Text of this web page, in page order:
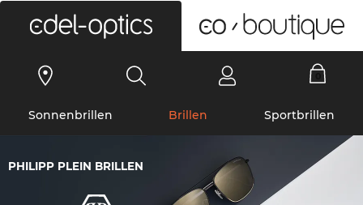
Sonnenbrillen Brillen Sportbrillen
PHILIPP PLEIN BRILLEN